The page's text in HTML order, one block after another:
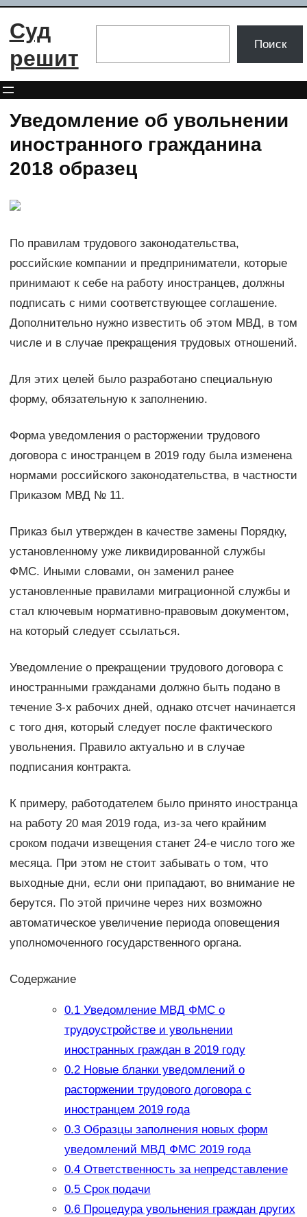
Перейти
Суд
решит
Поиск
Уведомление об увольнении
иностранного гражданина
2018 образец
По правилам трудового законодательства,
российские компании и предприниматели, которые
принимают к себе на работу иностранцев, должны
подписать с ними соответствующее соглашение.
Дополнительно нужно известить об этом МВД, в том
числе и в случае прекращения трудовых отношений.
Для этих целей было разработано специальную
форму, обязательную к заполнению.
Форма уведомления о расторжении трудового
договора с иностранцем в 2019 году была изменена
нормами российского законодательства, в частности
Приказом МВД № 11.
Приказ был утвержден в качестве замены Порядку,
установленному уже ликвидированной службы
ФМС. Иными словами, он заменил ранее
установленные правилами миграционной службы и
стал ключевым нормативно-правовым документом,
на который следует ссылаться.
Уведомление о прекращении трудового договора с
иностранными гражданами должно быть подано в
течение 3-х рабочих дней, однако отсчет начинается
с того дня, который следует после фактического
увольнения. Правило актуально и в случае
подписания контракта.
К примеру, работодателем было принято иностранца
на работу 20 мая 2019 года, из-за чего крайним
сроком подачи извещения станет 24-е число того же
месяца. При этом не стоит забывать о том, что
выходные дни, если они припадают, во внимание не
берутся. По этой причине через них возможно
автоматическое увеличение периода оповещения
уполномоченного государственного органа.
Содержание
0.1Уведомление МВД ФМС о
трудоустройстве и увольнении
иностранных граждан в 2019 году
0.2Новые бланки уведомлений о
расторжении трудового договора с
иностранцем 2019 года
0.3Образцы заполнения новых форм
уведомлений МВД ФМС 2019 года
0.4Ответственность за непредставление
0.5Срок подачи
0.6Процедура увольнения граждан других